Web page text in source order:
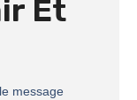
Et
message